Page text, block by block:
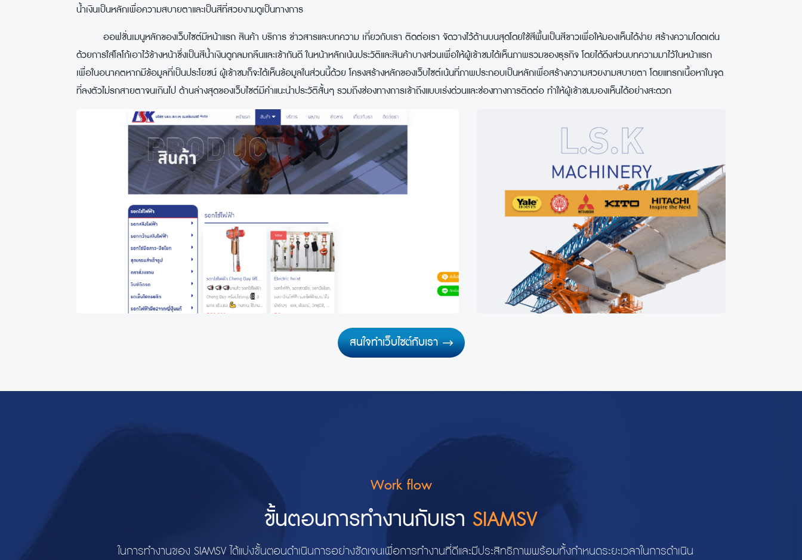
น้ำเงินเป็นหลักเพื่อความสบายตาและเป็นสีที่สวยงามดูเป็นทางการ
ออฟชั่นเมนูหลักของเว็บไซต์มีหน้าแรก สินค้า บริการ ข่าวสารและบทความ เกี่ยวกับเรา ติดต่อเรา จัดวางไว้ด้านบนสุดโดยใช้สีพื้นเป็นสีขาวเพื่อให้มองเห็นได้ง่าย สร้างความโดดเด่น
ด้วยการใส่โลโก้เอาไว้ข้างหน้าซึ่งเป็นสีน้ำเงินดูกลมกลืนและเข้ากันดี ในหน้าหลักเน้นประวัติและสินค้าบางส่วนเพื่อให้ผู้เข้าชมได้เห็นภาพรวมของธุรกิจ โดยได้ดึงส่วนบทความมาไว้ในหน้าแรก
เพื่อในอนาคตหากมีข้อมูลที่เป็นประโยชน์ ผู้เข้าชมก็จะได้เห็นข้อมูลในส่วนนี้ด้วย โครงสร้างหลักของเว็บไซต์เน้นที่ภาพประกอบเป็นหลักเพื่อสร้างความสวยงามสบายตา โดยแทรกเนื้อหาในจุด
ที่ลงตัวไม่รกสายตาจนเกินไป ด้านล่างสุดของเว็บไซต์มีคำแนะนำประวัติสั้นๆ รวมถึงช่องทางการเข้าถึงแบบเร่งด่วนและช่องทางการติดต่อ ทำให้ผู้เข้าชมมองเห็นได้อย่างสะดวก
สนใจทำเว็บไซต์กับเรา
Work flow
ขั้นตอนการทำงานกับเรา SIAMSV
ในการทำงานของ SIAMSV ได้แบ่งขั้นตอนดำเนินการอย่างชัดเจนเพื่อการทำงานที่ดีและมีประสิทธิภาพพร้อมทั้งกำหนดระยะเวลาในการดำเนิน